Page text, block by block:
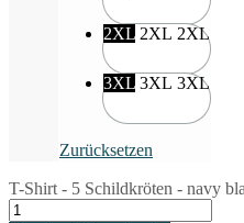
2XL 2XL 2XL
3XL 3XL 3XL
Zurücksetzen
T-Shirt - 5 Schildkröten - navy